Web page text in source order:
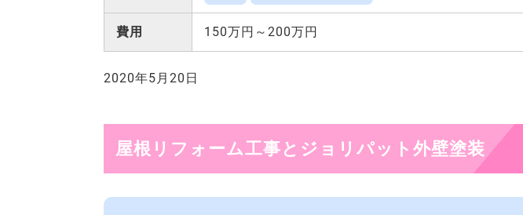
費用 150万円～200万円
2020年5月20日
屋根リフォーム工事とジョリパット外壁塗装